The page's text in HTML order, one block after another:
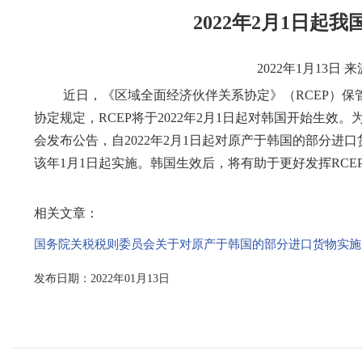
2022年2月1日起我
2022年1月13日
近日，《区域全面经济伙伴关系协定》（RCEP）保
协定规定，RCEP将于2022年2月1日起对韩国开始生效
会发布公告，自2022年2月1日起对原产于韩国的部分进
该年1月1日起实施。韩国生效后，将有助于更好发挥
相关文章：
国务院关税税则委员会关于对原产于韩国的部分进口货物实
发布日期：2022年01月13日